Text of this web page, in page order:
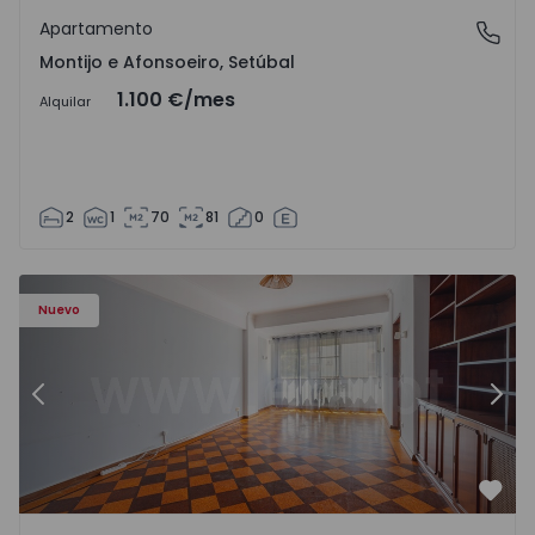
Montijo e Afonsoeiro, Setúbal
Apartamento
Montijo e Afonsoeiro, Setúbal
Alquilar 1.100 €/mes
2 1 70 81 0
Nuevo
Apartamento T5 Lisboa, Olivais - 1575717 - 6
Anterior